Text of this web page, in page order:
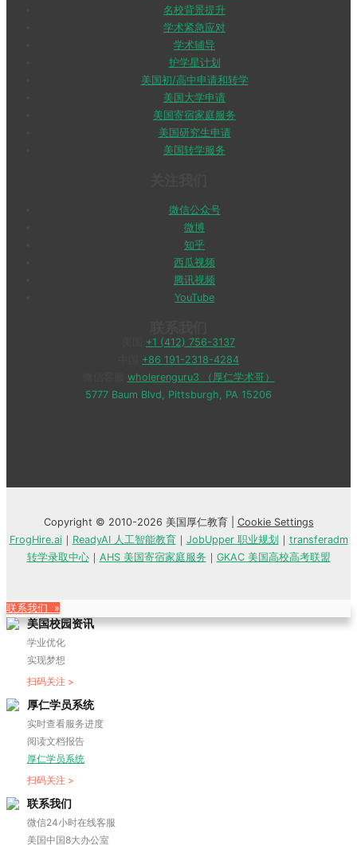
名校背景提升
学术紧急应对
学术辅导
护学星计划
美国初/高中申请和转学
美国大学申请
美国寄宿家庭服务
美国研究生申请
美国转学服务
微信公众号
微博
知乎
西瓜视频
腾讯视频
YouTube
+1 (412) 756-3137
+86 191-2318-4284
wholerenguru3 （厚仁学术哥）
5777 Baum Blvd, Pittsburgh, PA 15206
Copyright © 2010-2026 美国厚仁教育 | Cookie Settings
FrogHire.ai｜ ReadyAI 人工智能教育｜ JobUpper 职业规划 ｜ transferadm
转学录取中心｜ AHS 美国寄宿家庭服务 ｜ GKAC 美国高校高考联盟
联系我们 »
美国校园资讯
学业优化
实现梦想
扫码关注 >
厚仁学员系统
实时查看服务进度
阅读文档报告
厚仁学员系统
扫码关注 >
联系我们
微信24小时在线客服
美国中国8大办公室